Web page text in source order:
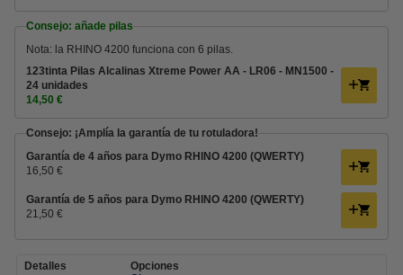
Consejo: añade pilas
Nota: la RHINO 4200 funciona con 6 pilas.
123tinta Pilas Alcalinas Xtreme Power AA - LR06 - MN1500 -
24 unidades
14,50 €
Consejo: ¡Amplía la garantía de tu rotuladora!
Garantía de 4 años para Dymo RHINO 4200 (QWERTY)
16,50 €
Garantía de 5 años para Dymo RHINO 4200 (QWERTY)
21,50 €
Detalles
Opciones